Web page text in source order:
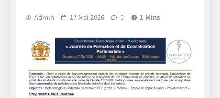
Admin 17 Mai 2026 0 1 Mins